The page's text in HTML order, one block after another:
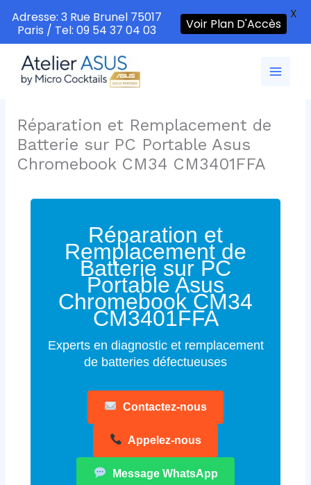
contenu
Réparation et Remplacement de
Batterie sur PC Portable Asus
Chromebook CM34 CM3401FFA
Réparation et
Remplacement de
Batterie sur PC
Portable Asus
Chromebook CM34
CM3401FFA
Experts en diagnostic et remplacement
de batteries défectueuses
Contactez-nous
Appelez-nous
Message WhatsApp
Adresse: 3 Rue Brunel 75017
Paris / Tel: 09 54 37 04 03
Voir Plan D'Accès
X